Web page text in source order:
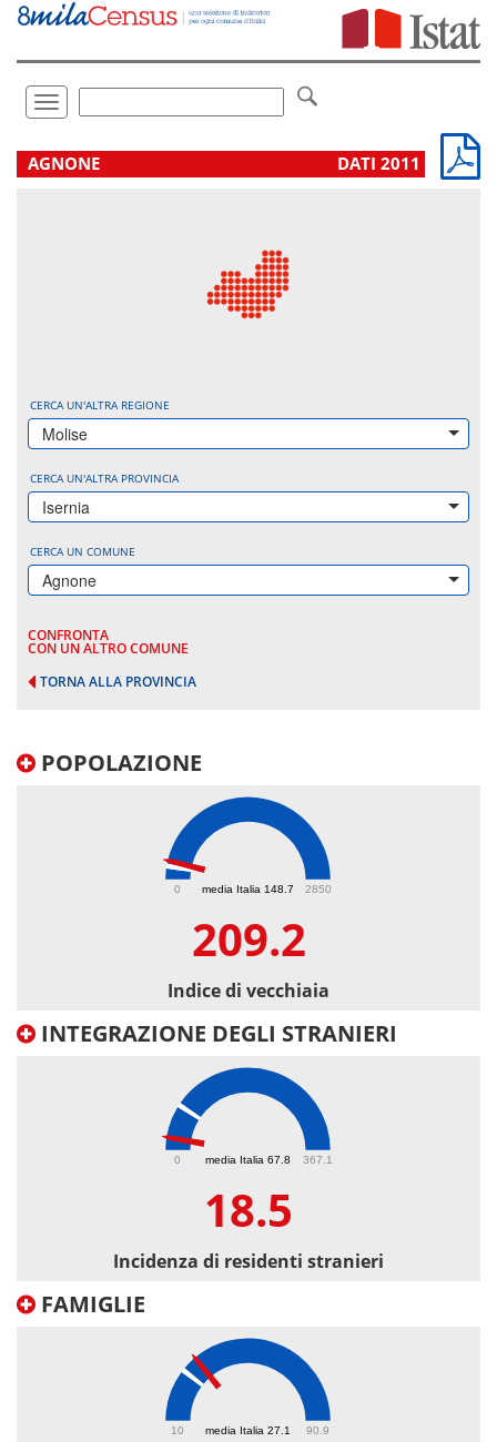
Vai
direttamente
Toggle
navigation
.
AGNONE DATI 2011
CERCA UN'ALTRA REGIONE
Molise
CERCA UN'ALTRA PROVINCIA
Isernia
CERCA UN COMUNE
Agnone
CONFRONTA
CON UN ALTRO COMUNE
TORNA ALLA PROVINCIA
POPOLAZIONE
media Italia 148.7
0 2850
209.2
Indice di vecchiaia
INTEGRAZIONE DEGLI STRANIERI
media Italia 67.8
0 367.1
18.5
Incidenza di residenti stranieri
FAMIGLIE
media Italia 27.1
10 90.9